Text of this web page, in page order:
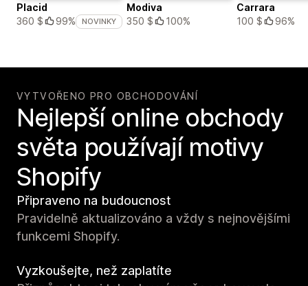
Placid
360 $
99% NOVINKY
Modiva
350 $
100%
Carrara
100 $
96%
VYTVOŘENO PRO OBCHODOVÁNÍ
Nejlepší online obchody
světa používají motivy
Shopify
Připraveno na budoucnost
Pravidelně aktualizováno a vždy s nejnovějšími
funkcemi Shopify.
Vyzkoušejte, než zaplatíte